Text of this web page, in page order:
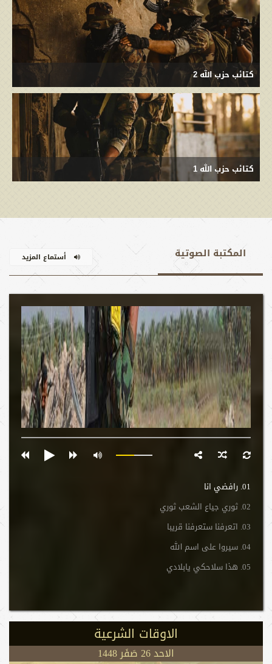
كتائب حزب الله 2
كتائب حزب الله 1
المکتبة الصوتية أستماع المزيد
01. رافضي انا
02. ثوري جياع الشعب ثوري
03. اتعرفنا ستعرفنا قريبا
04. سيروا على اسم الله
05. هذا سلاحكي يابلادي
الاوقات الشرعیة
الاحد 26 صَفَر 1448